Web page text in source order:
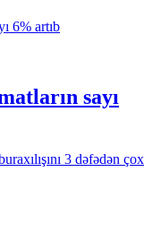
sayı